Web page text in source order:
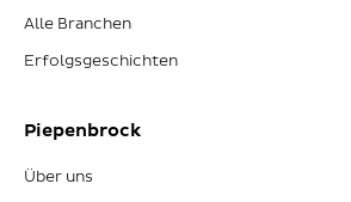
Alle Branchen
Erfolgsgeschichten
Piepenbrock
Über uns